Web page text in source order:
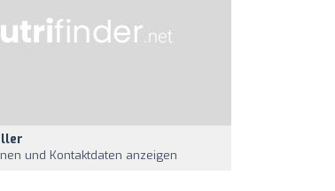
und Kontaktdaten anzeigen